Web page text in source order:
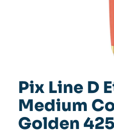
Pix Line D
Medium
Golden